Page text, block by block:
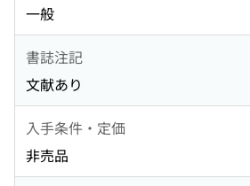
一般
書誌注記
文献あり
入手条件・定価
非売品